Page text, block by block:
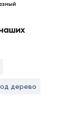
дерево